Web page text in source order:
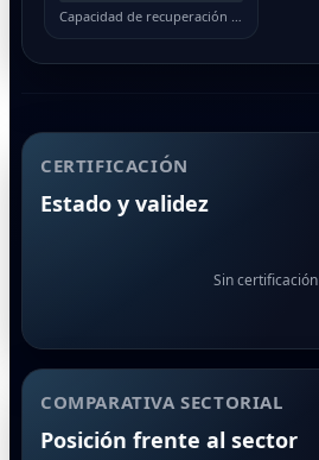
Capacidad de recuperación ante incidentes
CERTIFICACIÓN
Estado y validez
Sin certificación
COMPARATIVA SECTORIAL
Posición frente al sector